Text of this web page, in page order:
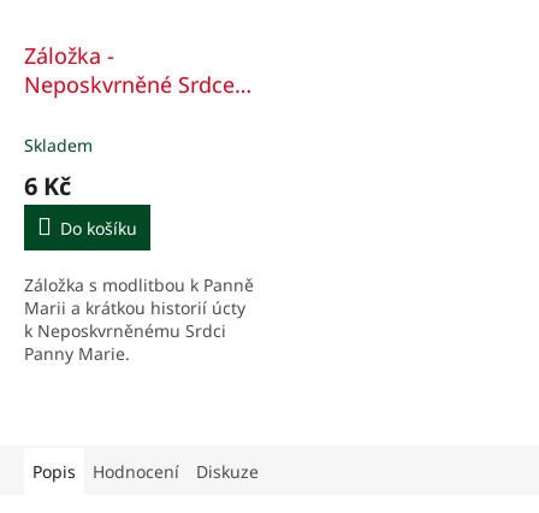
Záložka -
Neposkvrněné Srdce
Skladem
6 Kč
Do košíku
Záložka s modlitbou k Panně
Marii a krátkou historií úcty
k Neposkvrněnému Srdci
Panny Marie.
Popis Hodnocení Diskuze